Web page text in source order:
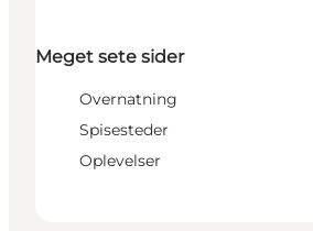
Meget sete sider
Overnatning
Spisesteder
Oplevelser